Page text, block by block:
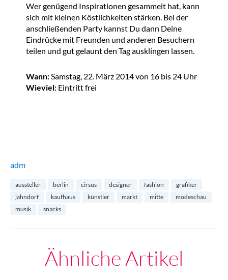
Wer genügend Inspirationen gesammelt hat, kann
sich mit kleinen Köstlichkeiten stärken. Bei der
anschließenden Party kannst Du dann Deine
Eindrücke mit Freunden und anderen Besuchern
teilen und gut gelaunt den Tag ausklingen lassen.
Wann:Samstag, 22. März 2014 von 16 bis 24 Uhr
Wieviel: Eintritt frei
adm
aussteller berlin cirsus designer fashion
grafiker
jahndorf
kaufhaus künstler markt mitte
modeschau
musik
snacks
Ähnliche Artikel